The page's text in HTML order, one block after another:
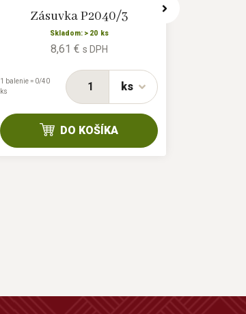
Zásuvka P2040/3
Skladom: > 20 ks
8,61 € s DPH
ks
1 balenie = 0/40
ks
DO KOŠÍKA